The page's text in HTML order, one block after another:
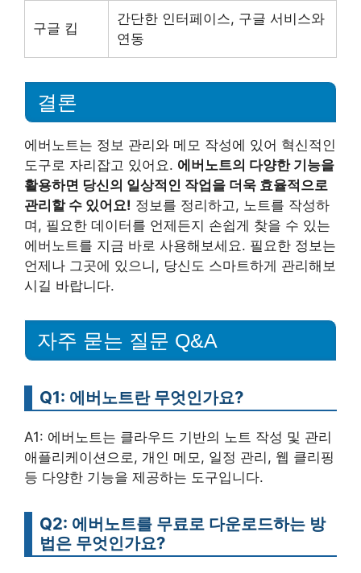
구글 킵
간단한 인터페이스, 구글 서비스와
연동
결론
에버노트는 정보 관리와 메모 작성에 있어 혁신적인
도구로 자리잡고 있어요. 에버노트의 다양한 기능을
활용하면 당신의 일상적인 작업을 더욱 효율적으로
관리할 수 있어요! 정보를 정리하고, 노트를 작성하
며, 필요한 데이터를 언제든지 손쉽게 찾을 수 있는
에버노트를 지금 바로 사용해보세요. 필요한 정보는
언제나 그곳에 있으니, 당신도 스마트하게 관리해보
시길 바랍니다.
자주 묻는 질문 Q&A
Q1: 에버노트란 무엇인가요?
A1: 에버노트는 클라우드 기반의 노트 작성 및 관리
애플리케이션으로, 개인 메모, 일정 관리, 웹 클리핑
등 다양한 기능을 제공하는 도구입니다.
Q2: 에버노트를 무료로 다운로드하는 방
법은 무엇인가요?